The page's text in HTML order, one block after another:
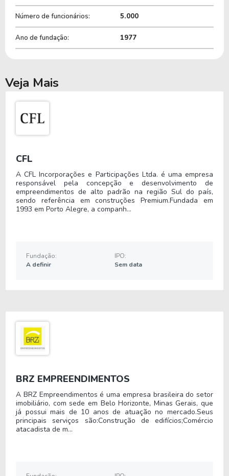
As operações da companhia concentram-se
principalmente no mercado nacional, com
distribuição em todos os estados brasileiros.
Alegre, Minas Gerais, centros de distribuição
espalhados pelo território nacional e sede
administrativa em São Paulo.
O modelo operacional combina fabricação própria,
gestão logística integrada e relacionamento
distribuidores do setor farmacêutico.
Em 2024, ocorreu substituição na diretoria
financeira e reformulação administrativa visando
maior organização operacional e financeira para
Em março de 2025, o fundo soberano GIC, de
Cingapura, adquiriu participação minoritária na
A possibilidade de
empresa segue como parte da estratégia de
História e quando foi criada
A origem da Cimed remonta ao ano de 1977, com
início das atividades no setor farmacêutico
Número de funcionários: 5.000
Ano de fundação: 1977
Veja Mais
CFL
A CFL Incorporações e Participações Ltda. é uma empresa
responsável pela concepção e desenvolvimento de
empreendimentos de alto padrão na região Sul do país,
sendo referência em construções Premium.Fundada em
1993 em Porto Alegre, a companh...
Fundação:
A definir
IPO:
Sem data
BRZ EMPREENDIMENTOS
A BRZ Empreendimentos é uma empresa brasileira do setor
imobiliário, com sede em Belo Horizonte, Minas Gerais, que
já possui mais de 10 anos de atuação no mercado.Seus
principais serviços são:Construção de edifícios;Comércio
atacadista de m...